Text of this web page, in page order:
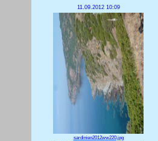
11.09.2012 10:09
sardinien2012ww220.jpg